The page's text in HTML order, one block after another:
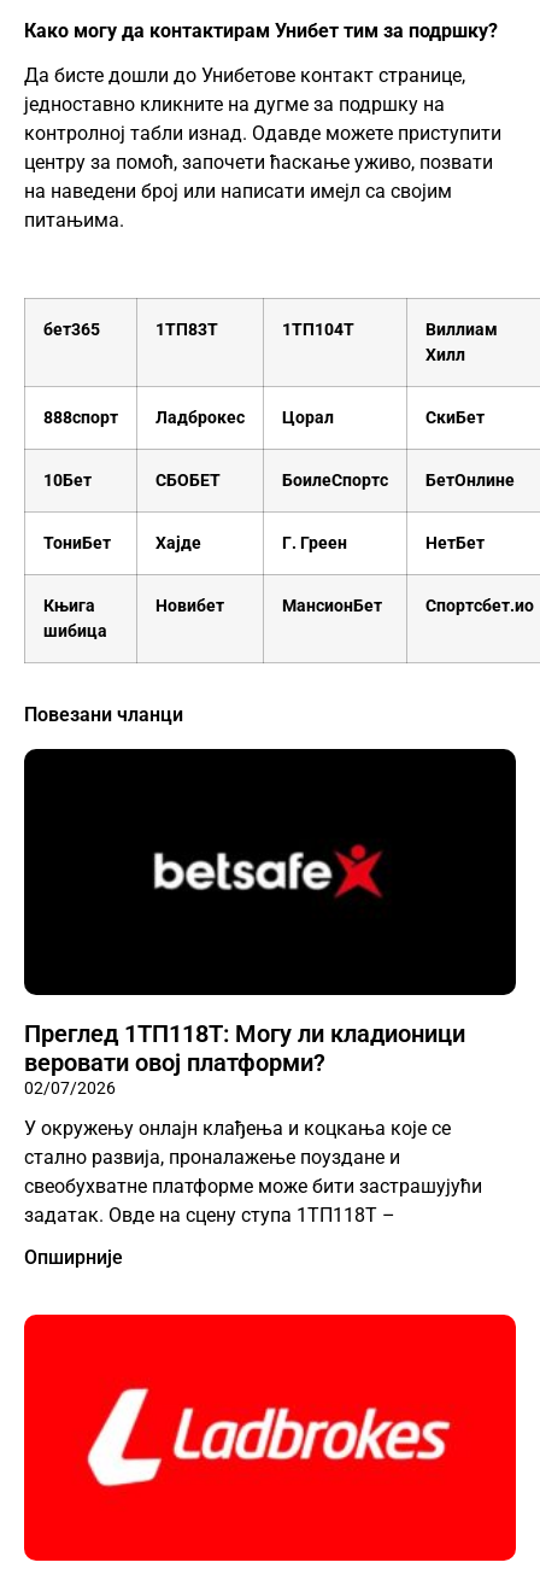
Како могу да контактирам Унибет тим за подршку?
Да бисте дошли до Унибетове контакт странице,
једноставно кликните на дугме за подршку на
контролној табли изнад. Одавде можете приступити
центру за помоћ, започети ћаскање уживо, позвати
на наведени број или написати имејл са својим
питањима.
бет365 1ТП83Т 1ТП104Т
Виллиам
Хилл
888спорт Ладброкес Цорал СкиБет
10Бет СБОБЕТ БоилеСпортс БетОнлине
ТониБет Хајде Г. Греен НетБет
Књига
шибица
Новибет МансионБет Спортсбет.ио
Повезани чланци
Преглед 1ТП118Т: Могу ли кладионици
веровати овој платформи?
02/07/2026
У окружењу онлајн клађења и коцкања које се
стално развија, проналажење поуздане и
свеобухватне платформе може бити застрашујући
задатак. Овде на сцену ступа 1ТП118Т –
Опширније